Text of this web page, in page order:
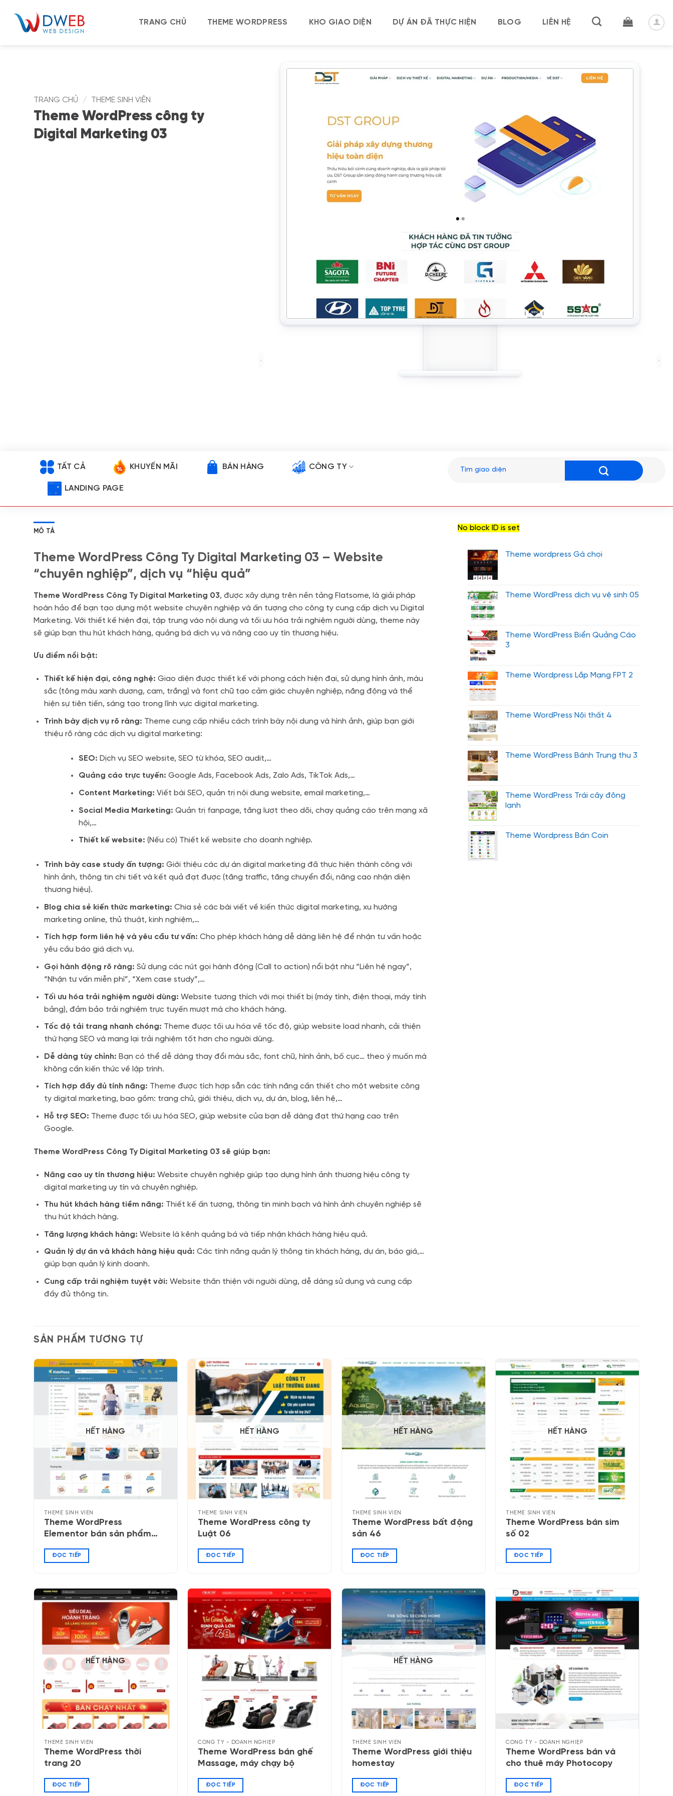
TRANG CHỦ THEME WORDPRESS KHO GIAO DIỆN DỰ ÁN ĐÃ THỰC HIỆN BLOG LIÊN HỆ
TRANG CHỦ / THEME SINH VIÊN
Theme WordPress công ty
Digital Marketing 03
TẤT CẢ KHUYẾN MÃI BÁN HÀNG CÔNG TY
LANDING PAGE
kiếm:
MÔ TẢ
Theme WordPress Công Ty Digital Marketing 03 – Website
“chuyên nghiệp”, dịch vụ “hiệu quả”
Theme WordPress Công Ty Digital Marketing 03, được xây dựng trên nền tảng Flatsome, là giải pháp
hoàn hảo để bạn tạo dựng một website chuyên nghiệp và ấn tượng cho công ty cung cấp dịch vụ Digital
Marketing. Với thiết kế hiện đại, tập trung vào nội dung và tối ưu hóa trải nghiệm người dùng, theme này
sẽ giúp bạn thu hút khách hàng, quảng bá dịch vụ và nâng cao uy tín thương hiệu.
Ưu điểm nổi bật:
Thiết kế hiện đại, công nghệ: Giao diện được thiết kế với phong cách hiện đại, sử dụng hình ảnh, màu
sắc (tông màu xanh dương, cam, trắng) và font chữ tạo cảm giác chuyên nghiệp, năng động và thể
hiện sự tiên tiến, sáng tạo trong lĩnh vực digital marketing.
Trình bày dịch vụ rõ ràng: Theme cung cấp nhiều cách trình bày nội dung và hình ảnh, giúp bạn giới
thiệu rõ ràng các dịch vụ digital marketing:
SEO: Dịch vụ SEO website, SEO từ khóa, SEO audit,…
Quảng cáo trực tuyến: Google Ads, Facebook Ads, Zalo Ads, TikTok Ads,…
Content Marketing: Viết bài SEO, quản trị nội dung website, email marketing,…
Social Media Marketing: Quản trị fanpage, tăng lượt theo dõi, chạy quảng cáo trên mạng xã
hội,…
Thiết kế website: (Nếu có) Thiết kế website cho doanh nghiệp.
Trình bày case study ấn tượng: Giới thiệu các dự án digital marketing đã thực hiện thành công với
hình ảnh, thông tin chi tiết và kết quả đạt được (tăng traffic, tăng chuyển đổi, nâng cao nhận diện
thương hiệu).
Blog chia sẻ kiến thức marketing: Chia sẻ các bài viết về kiến thức digital marketing, xu hướng
marketing online, thủ thuật, kinh nghiệm,…
Tích hợp form liên hệ và yêu cầu tư vấn: Cho phép khách hàng dễ dàng liên hệ để nhận tư vấn hoặc
yêu cầu báo giá dịch vụ.
Gọi hành động rõ ràng: Sử dụng các nút gọi hành động (Call to action) nổi bật như “Liên hệ ngay”,
“Nhận tư vấn miễn phí”, “Xem case study”,…
Tối ưu hóa trải nghiệm người dùng: Website tương thích với mọi thiết bị (máy tính, điện thoại, máy tính
bảng), đảm bảo trải nghiệm trực tuyến mượt mà cho khách hàng.
Tốc độ tải trang nhanh chóng: Theme được tối ưu hóa về tốc độ, giúp website load nhanh, cải thiện
thứ hạng SEO và mang lại trải nghiệm tốt hơn cho người dùng.
Dễ dàng tùy chỉnh: Bạn có thể dễ dàng thay đổi màu sắc, font chữ, hình ảnh, bố cục… theo ý muốn mà
không cần kiến thức về lập trình.
Tích hợp đầy đủ tính năng: Theme được tích hợp sẵn các tính năng cần thiết cho một website công
ty digital marketing, bao gồm: trang chủ, giới thiệu, dịch vụ, dự án, blog, liên hệ,…
Hỗ trợ SEO: Theme được tối ưu hóa SEO, giúp website của bạn dễ dàng đạt thứ hạng cao trên
Google.
Theme WordPress Công Ty Digital Marketing 03 sẽ giúp bạn:
Nâng cao uy tín thương hiệu: Website chuyên nghiệp giúp tạo dựng hình ảnh thương hiệu công ty
digital marketing uy tín và chuyên nghiệp.
Thu hút khách hàng tiềm năng: Thiết kế ấn tượng, thông tin minh bạch và hình ảnh chuyên nghiệp sẽ
thu hút khách hàng.
Tăng lượng khách hàng: Website là kênh quảng bá và tiếp nhận khách hàng hiệu quả.
Quản lý dự án và khách hàng hiệu quả: Các tính năng quản lý thông tin khách hàng, dự án, báo giá,…
giúp bạn quản lý kinh doanh.
Cung cấp trải nghiệm tuyệt vời: Website thân thiện với người dùng, dễ dàng sử dụng và cung cấp
đầy đủ thông tin.
No block ID is set
Theme wordpress Gà chọi
Theme WordPress dịch vụ vệ sinh 05
Theme WordPress Biển Quảng Cáo
3
Theme Wordpress Lắp Mạng FPT 2
Theme WordPress Nội thất 4
Theme WordPress Bánh Trung thu 3
Theme WordPress Trái cây đông
lạnh
Theme Wordpress Bán Coin
SẢN PHẨM TƯƠNG TỰ
HẾT HÀNG
THEME SINH VIÊN
Theme WordPress
Elementor bán sản phẩm
ĐỌC TIẾP
HẾT HÀNG
THEME SINH VIÊN
Theme WordPress công ty
Luật 06
ĐỌC TIẾP
HẾT HÀNG
THEME SINH VIÊN
Theme WordPress bất động
sản 46
ĐỌC TIẾP
HẾT HÀNG
THEME SINH VIÊN
Theme WordPress bán sim
số 02
ĐỌC TIẾP
HẾT HÀNG
THEME SINH VIÊN
Theme WordPress thời
trang 20
ĐỌC TIẾP
CÔNG TY - DOANH NGHIỆP
Theme WordPress bán ghế
Massage, máy chạy bộ
ĐỌC TIẾP
HẾT HÀNG
THEME SINH VIÊN
Theme WordPress giới thiệu
homestay
ĐỌC TIẾP
CÔNG TY - DOANH NGHIỆP
Theme WordPress bán và
cho thuê máy Photocopy
ĐỌC TIẾP